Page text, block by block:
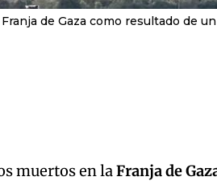
de Gaza como resultado de
muertos en laFranja de